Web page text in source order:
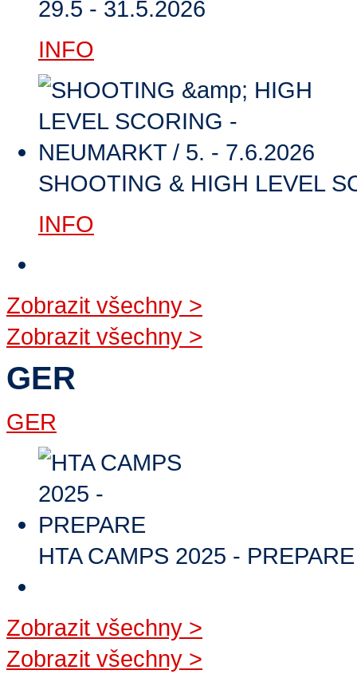
29.5 - 31.5.2026
INFO
SHOOTING & HIGH LEVEL
INFO
Zobrazit všechny >
Zobrazit všechny >
GER
GER
HTA CAMPS 2025 - PREPARE
Zobrazit všechny >
Zobrazit všechny >